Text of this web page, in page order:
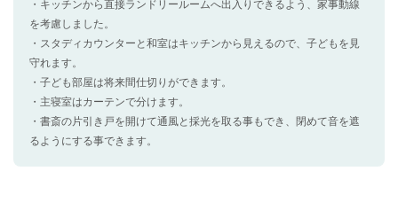
・キッチンから直接ランドリールームへ出入りできるよう、家事動線
を考慮しました。
・スタディカウンターと和室はキッチンから見えるので、子どもを見
守れます。
・子ども部屋は将来間仕切りができます。
・主寝室はカーテンで分けます。
・書斎の片引き戸を開けて通風と採光を取る事もでき、閉めて⾳を遮
るようにする事できます。